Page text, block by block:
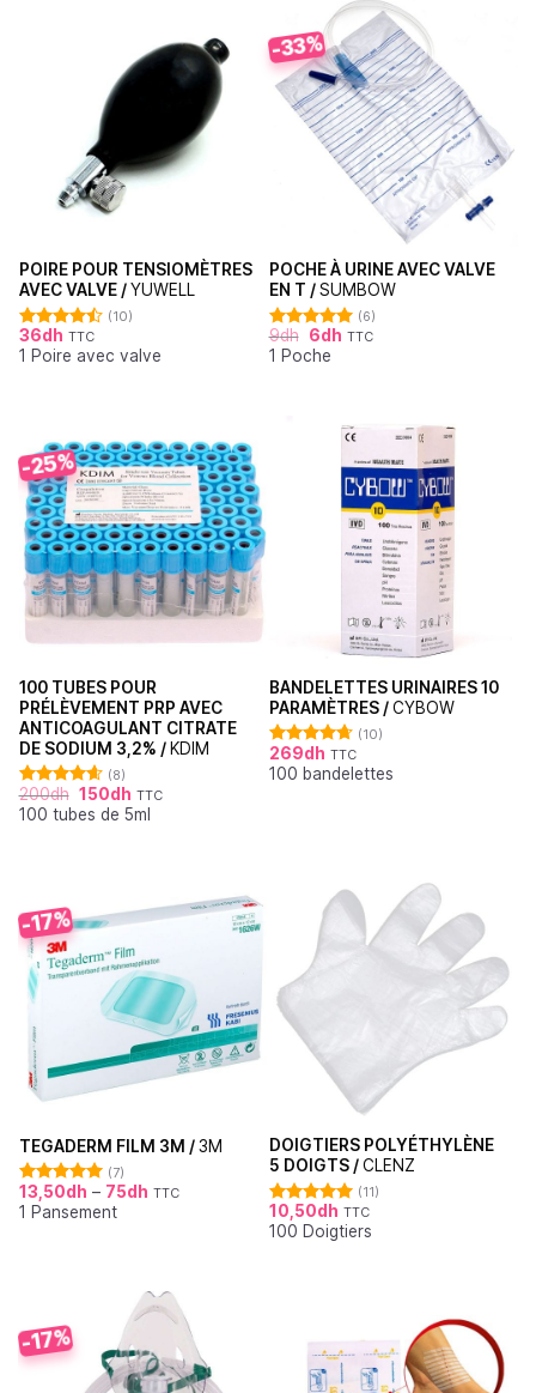
POIRE POUR TENSIOMÈTRES
AVEC VALVE /YUWELL
Note4.50
sur 5
(10)
36dh TTC
1 Poire avec valve
-33%
POCHE À URINE AVEC VALVE
EN T /SUMBOW
Note 5.00
sur 5
(6)
9dh 6dh TTC
1 Poche
-25%
100 TUBES POUR
PRÉLÈVEMENT PRP AVEC
ANTICOAGULANT CITRATE
DE SODIUM 3,2% / KDIM
Note4.63
sur 5
(8)
200dh 150dh TTC
100 tubes de 5ml
BANDELETTES URINAIRES 10
PARAMÈTRES /CYBOW
Note4.70
sur 5
(10)
269dh TTC
100 bandelettes
-17%
TEGADERM FILM 3M /3M
Note5.00
sur 5
(7)
13,50dh – 75dh TTC
1 Pansement
DOIGTIERS POLYÉTHYLÈNE
5 DOIGTS /CLENZ
Note5.00
sur 5
(11)
10,50dh TTC
100 Doigtiers
-17%